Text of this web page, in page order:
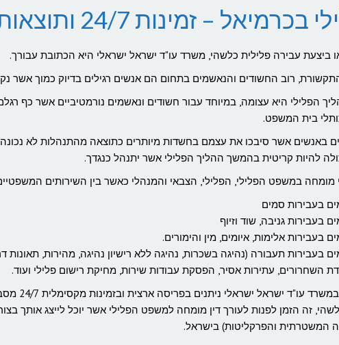
– זמינות 24/7 ותוצאות מוכחות!
ביצעת עבירה פלילית כלשהי, משרד עו"ד ישראל ישראלי היא הכתובת עבורך.
רוב החשודים והנאשמים בתחום הם אנשים רגילים בדיוק כמוך אשר
הפלילי היא עצומה, במיוחד עבור חשודים ונאשמים נורמטיביים אשר כף
בית המשפט.
באנשים אשר סיבכו את עצמם בחשדות מיותרים כתוצאה מהתנהלות לא
להיות קריטית בהמשך ההליך הפלילי אשר יתנהל כנגדך.
במשפט הפלילי, הפלילי, הצבאי והמנהלי כאשר בין השירותים
בעבירות סמים
בעבירות גניבה, שוד וזיוף
בעבירות אלימות, איומים, מין והימורים.
בעבירות תעבורה (נהיגה בשכרות, נהיגה ללא רישיון נהיגה, מהירות, תאונות
השחרורים, עתירות אסיר, הפסקת עבודות שירות, מחיקת רישום פלילי ועוד.
כל השירותים
זה הזמן לפנות לעורך דין מומחה למשפט הפלילי אשר יוכל לייצג אותך
המשטרתית והפרקליטות) בישראל.